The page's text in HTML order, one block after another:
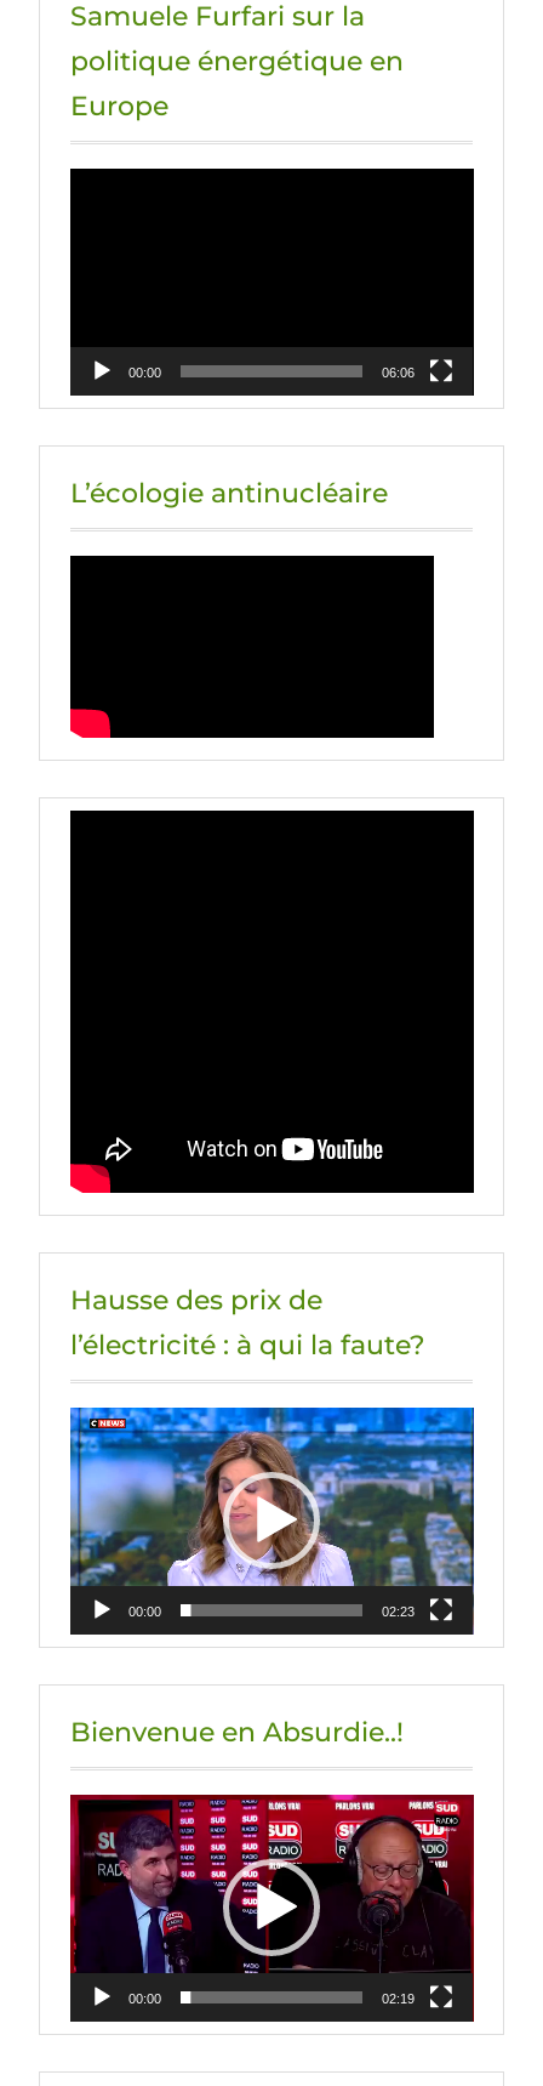
Samuele Furfari sur la
politique énergétique en
Europe
00:00 06:06
L’écologie antinucléaire
Hausse des prix de
l’électricité : à qui la faute?
Lecteur
vidéo
00:00 02:23
Bienvenue en Absurdie..!
Lecteur
vidéo
00:00 02:19